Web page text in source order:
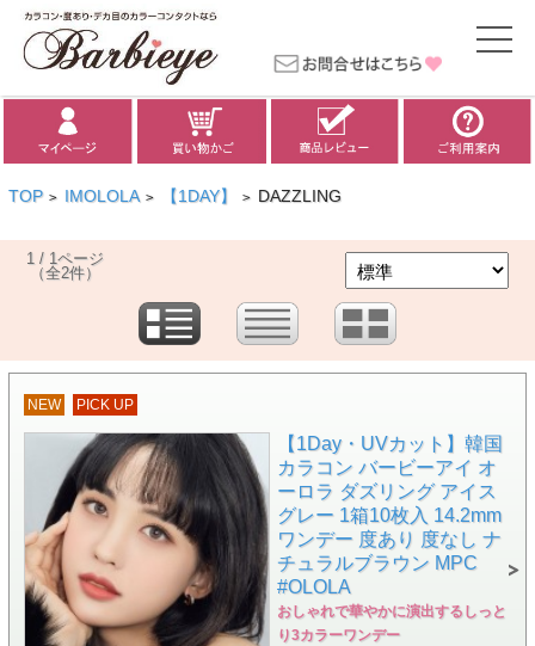
TOP > IMOLOLA > 【1DAY】 > DAZZLING
1 / 1ページ
（全2件）
NEW PICK UP
【1Day・UVカット】韓国
カラコン バービーアイ オ
ーロラ ダズリング アイス
グレー 1箱10枚入 14.2mm
ワンデー 度あり 度なし ナ
チュラルブラウン MPC
#OLOLA
おしゃれで華やかに演出するしっと
り3カラーワンデー